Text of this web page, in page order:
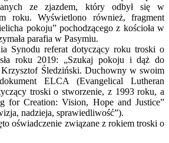
ze zjazdem, który odbył się w
roku. Wyświetlono również, fragment
pokoju” pochodzącego z kościoła w
parafia w Pasymiu.
Synodu referat dotyczący roku troski o
roku 2019: „Szukaj pokoju i dąż do
Krzysztof Śledziński. Duchowny w swoim
ELCA (Evangelical Lutheran
troski o stworzenie, z 1993 roku, a
for Creation: Vision, Hope and Justice”
nadzieja, sprawiedliwość”).
oświadczenie związane z rokiem troski o